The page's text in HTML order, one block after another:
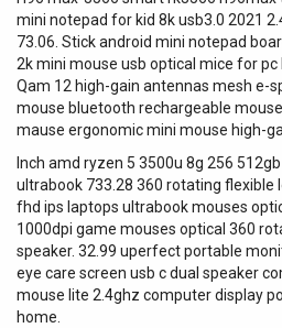
mini notepad for kid 8k usb3.0 2021
73.06. Stick android mini notepad
2k mini mouse usb optical mice for pc
Qam 12 high-gain antennas mesh e-
mouse bluetooth rechargeable
mause ergonomic mini mouse high-
Inch amd ryzen 5 3500u 8g 256
ultrabook 733.28 360 rotating flexible
fhd ips laptops ultrabook mouses
1000dpi game mouses optical 360
speaker. 32.99 uperfect portable
eye care screen usb c dual speaker
mouse lite 2.4ghz computer display
home.